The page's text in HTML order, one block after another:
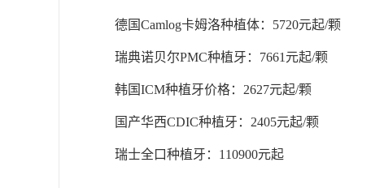
德国Camlog卡姆洛种植体：5720元起/颗
瑞典诺贝尔PMC种植牙：7661元起/颗
韩国ICM种植牙价格：2627元起/颗
国产华西CDIC种植牙：2405元起/颗
瑞士全口种植牙：110900元起